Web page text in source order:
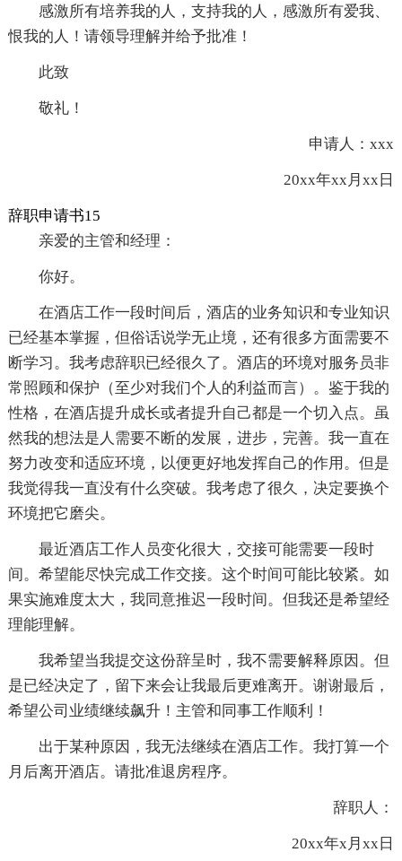
感激所有培养我的人，支持我的人，感激所有爱我、
恨我的人！请领导理解并给予批准！
此致
敬礼！
申请人：xxx
20xx年xx月xx日
辞职申请书15
亲爱的主管和经理：
你好。
在酒店工作一段时间后，酒店的业务知识和专业知识
已经基本掌握，但俗话说学无止境，还有很多方面需要不
断学习。我考虑辞职已经很久了。酒店的环境对服务员非
常照顾和保护（至少对我们个人的利益而言）。鉴于我的
性格，在酒店提升成长或者提升自己都是一个切入点。虽
然我的想法是人需要不断的发展，进步，完善。我一直在
努力改变和适应环境，以便更好地发挥自己的作用。但是
我觉得我一直没有什么突破。我考虑了很久，决定要换个
环境把它磨尖。
最近酒店工作人员变化很大，交接可能需要一段时
间。希望能尽快完成工作交接。这个时间可能比较紧。如
果实施难度太大，我同意推迟一段时间。但我还是希望经
理能理解。
我希望当我提交这份辞呈时，我不需要解释原因。但
是已经决定了，留下来会让我最后更难离开。谢谢最后，
希望公司业绩继续飙升！主管和同事工作顺利！
出于某种原因，我无法继续在酒店工作。我打算一个
月后离开酒店。请批准退房程序。
辞职人：
20xx年x月xx日